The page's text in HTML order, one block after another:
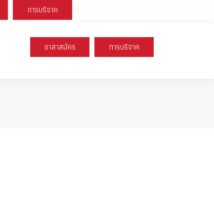
Instagram
YouTube
opens
อาสาสมัคร การบริจาค
การบริจาค